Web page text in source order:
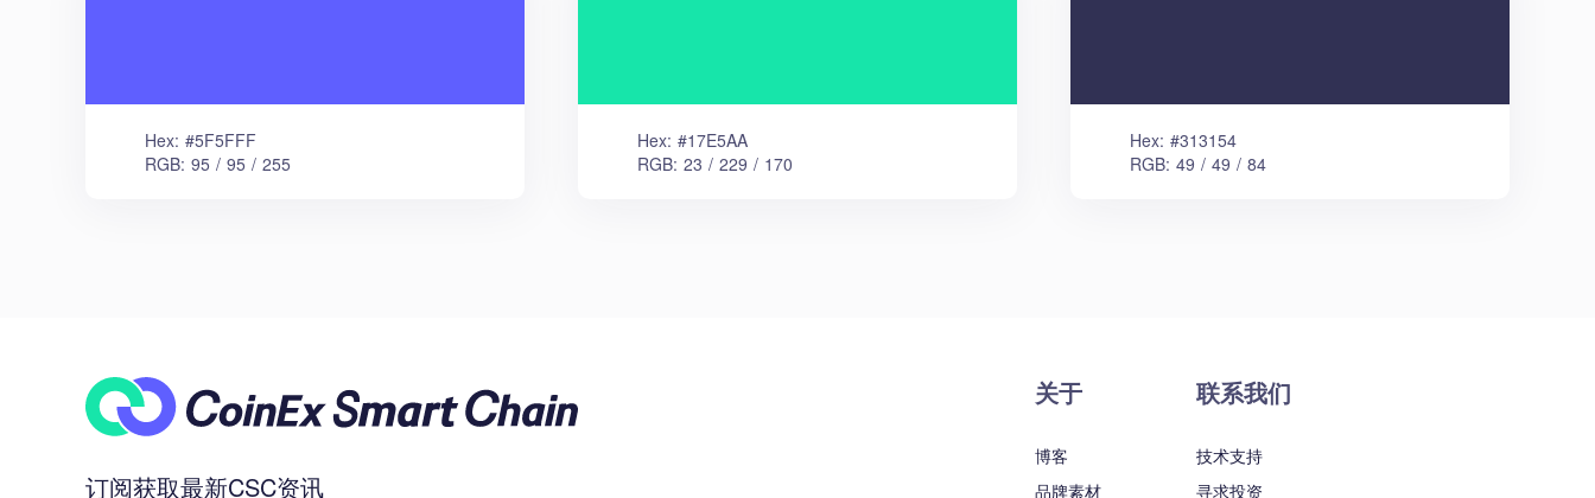
Hex: #5F5FFF
RGB: 95 / 95 / 255
Hex: #17E5AA
RGB: 23 / 229 / 170
Hex: #313154
RGB: 49 / 49 / 84
订阅获取最新CSC资讯
关于
博客
品牌素材
联系我们
技术支持
寻求投资